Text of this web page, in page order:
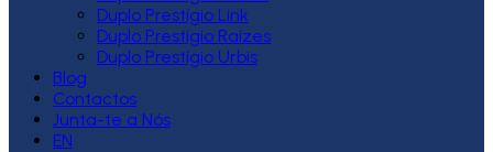
Duplo Prestígio Link
Duplo Prestígio Raízes
Duplo Prestígio Urbis
Blog
Contactos
Junta-te a Nós
EN